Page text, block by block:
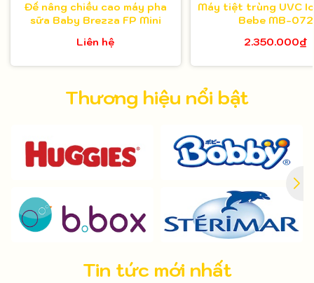
Đế nâng chiều cao máy pha
sữa Baby Brezza FP Mini
Liên hệ
Máy tiệt trùng UVC
Bebe MB-072
2.350.000₫
Thương hiệu nổi bật
Tin tức mới nhất